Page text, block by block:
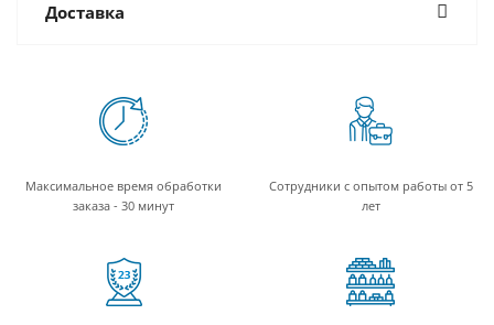
Доставка
Максимальное время обработки
заказа - 30 минут
Сотрудники с опытом работы от 5
лет